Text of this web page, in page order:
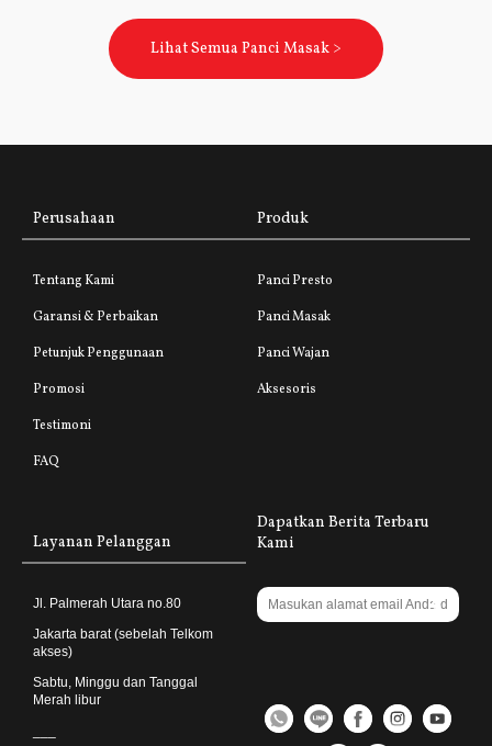
Lihat Semua Panci Masak >
Perusahaan
Tentang Kami
Garansi & Perbaikan
Petunjuk Penggunaan
Promosi
Testimoni
FAQ
Produk
Panci Presto
Panci Masak
Panci Wajan
Aksesoris
Layanan Pelanggan
Jl. Palmerah Utara no.80
Jakarta barat (sebelah Telkom
akses)
Sabtu, Minggu dan Tanggal
Merah libur
Dapatkan Berita Terbaru
Kami